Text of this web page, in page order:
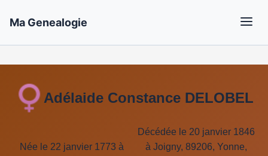
Ma Genealogie
Adélaide Constance DELOBEL
Née le 22 janvier 1773 à
Décédée le 20 janvier 1846
à Joigny, 89206, Yonne,